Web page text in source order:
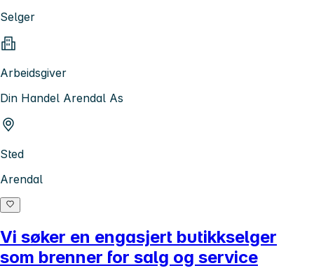
Selger
Arbeidsgiver
Din Handel Arendal As
Sted
Arendal
Vi søker en engasjert butikkselger
som brenner for salg og service